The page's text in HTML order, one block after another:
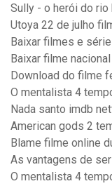
Sully - o herói do
Utoya 22 de julho
Baixar filmes e
Baixar filme
Download do filme
O mentalista 4
Nada santo imdb
American gods 2
Blame filme online
As vantagens de
O mentalista 4